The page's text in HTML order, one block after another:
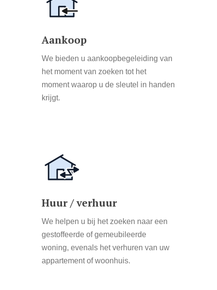
Aankoop
We bieden u aankoopbegeleiding van
het moment van zoeken tot het
moment waarop u de sleutel in handen
krijgt.
Huur / verhuur
We helpen u bij het zoeken naar een
gestoffeerde of gemeubileerde
woning, evenals het verhuren van uw
appartement of woonhuis.